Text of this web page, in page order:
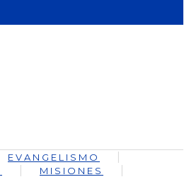
EVANGELISMO
MISIONES